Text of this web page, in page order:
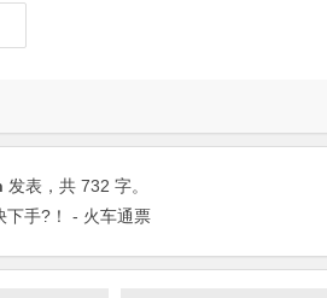
发表，共 732 字。
下手?！ - 火车通票